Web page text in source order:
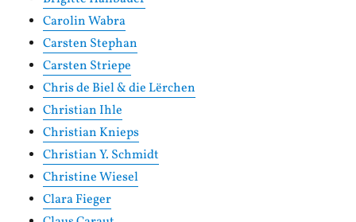
Carolin Wabra
Carsten Stephan
Carsten Striepe
Chris de Biel & die Lërchen
Christian Ihle
Christian Knieps
Christian Y. Schmidt
Christine Wiesel
Clara Fieger